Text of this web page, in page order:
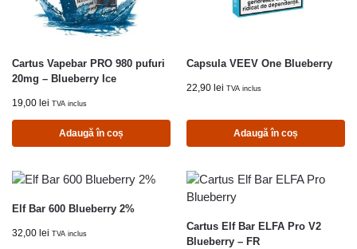
Cartus Vapebar PRO 980 pufuri
20mg – Blueberry Ice
19,00 lei TVA inclus
Adaugă în coș
Capsula VEEV One Blueberry
22,90 lei TVA inclus
Adaugă în coș
Elf Bar 600 Blueberry 2%
32,00 lei TVA inclus
Cartus Elf Bar ELFA Pro V2
Blueberry – FR